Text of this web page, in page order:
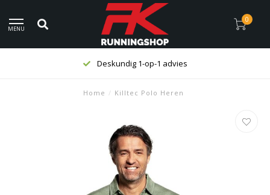
MENU
0
Deskundig 1-op-1 advies
Home / Killtec Polo Heren